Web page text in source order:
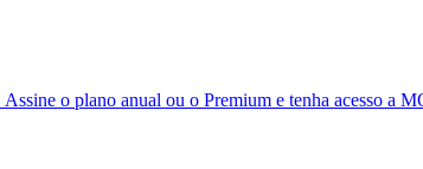
o plano anual ou o Premium e tenha acesso a